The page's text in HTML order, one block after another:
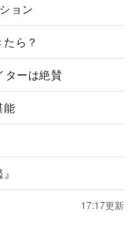
ョン
ら？
ターは絶賛
能
17:17更新